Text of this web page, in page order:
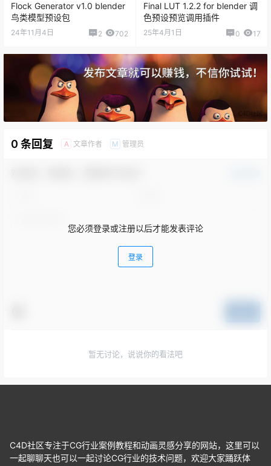
Flock Generator v1.0 blender
鸟类模型预设包
24年11月4日 2 702
Final LUT 1.2.2 for blender 调
色预设预览调用插件
25年4月1日 0 17
0 条回复 A 文章作者 M 管理员
您必须登录或注册以后才能发表评论
登录
暂无讨论，说说你的看法吧
C4D社区专注于CG行业案例教程和动画灵感分享的网站，这里可以
一起聊聊天也可以一起讨论CG行业的技术问题，欢迎大家踊跃体